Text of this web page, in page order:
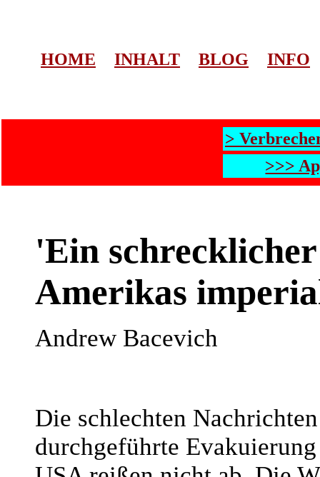
HOME INHALT BLOG INFO
>
>>>
'Ein
Amerikas
Andrew Bacevich
Die schlechten
durchgeführte